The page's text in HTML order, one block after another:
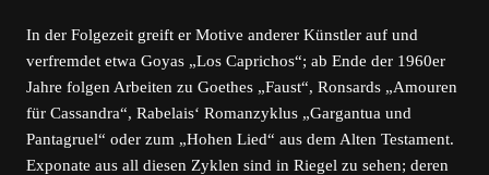
In der Folgezeit greift er Motive anderer Künstler auf und
verfremdet etwa Goyas „Los Caprichos“; ab Ende der 1960er
Jahre folgen Arbeiten zu Goethes „Faust“, Ronsards „Amouren
für Cassandra“, Rabelais‘ Romanzyklus „Gargantua und
Pantagruel“ oder zum „Hohen Lied“ aus dem Alten Testament.
Exponate aus all diesen Zyklen sind in Riegel zu sehen; deren